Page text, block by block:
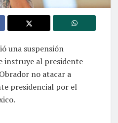
una suspensión
instruye al presidente
no atacar a
presidencial por el